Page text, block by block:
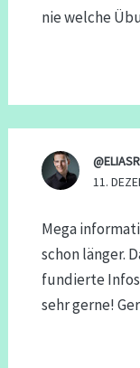
nie welche
11.
Mega
schon länger.
fundierte
sehr gerne!